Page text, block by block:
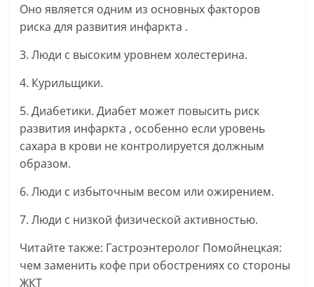
Оно является одним из основных факторов
риска для развития инфаркта .
3. Люди с высоким уровнем холестерина.
4. Курильщики.
5. Диабетики. Диабет может повысить риск
развития инфаркта , особенно если уровень
сахара в крови не контролируется должным
образом.
6. Люди с избыточным весом или ожирением.
7. Люди с низкой физической активностью.
Читайте также: Гастроэнтеролог Помойнецкая:
чем заменить кофе при обострениях со стороны
ЖКТ